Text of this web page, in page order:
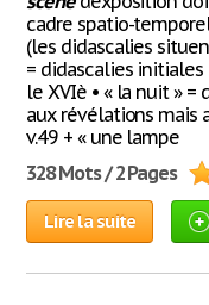
cadre spatio-
(les didascalies
= didascalies initiales
le XVIè • « la nuit »
aux révélations mais
v.49 + « une lampe
328 Mots / 2 Pages
Lire la suite